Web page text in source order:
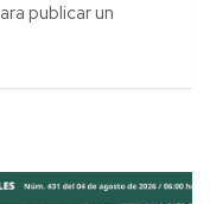
publicar un